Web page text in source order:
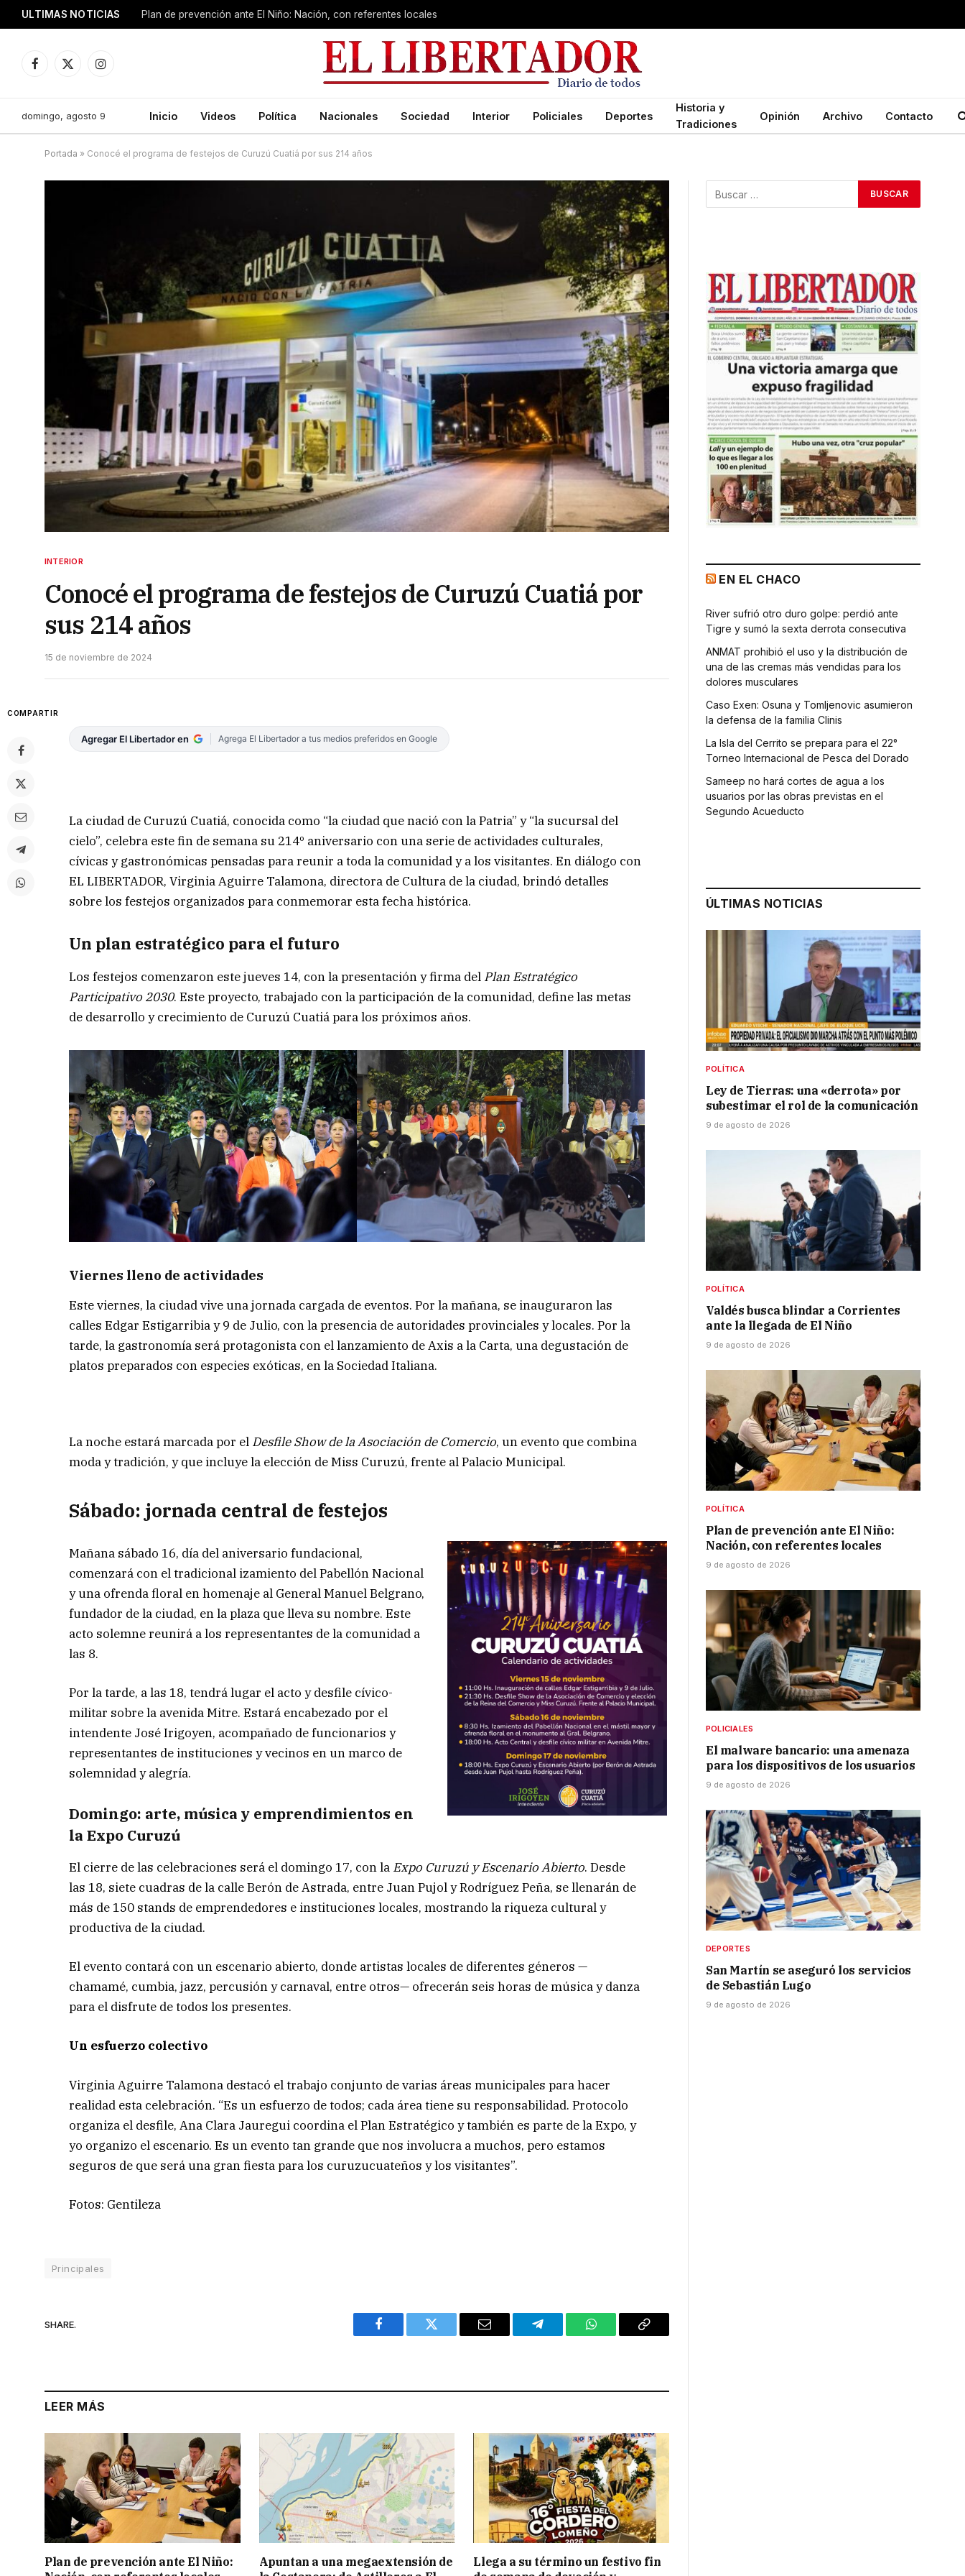
ULTIMAS NOTICIAS Plan de prevención ante El Niño: Nación, con referentes locales
Facebook
X
Instagram
domingo, agosto 9 Inicio Videos Política Nacionales Sociedad Interior Policiales Deportes
Historia y
Tradiciones
Opinión Archivo Contacto
Portada » Conocé el programa de festejos de Curuzú Cuatiá por sus 214 años
INTERIOR
Conocé el programa de festejos de Curuzú Cuatiá por
sus 214 años
15 de noviembre de 2024
COMPARTIR
Agregar El Libertador en Agrega El Libertador a tus medios preferidos en Google
La ciudad de Curuzú Cuatiá, conocida como “la ciudad que nació con la Patria” y “la sucursal del
cielo”, celebra este fin de semana su 214º aniversario con una serie de actividades culturales,
cívicas y gastronómicas pensadas para reunir a toda la comunidad y a los visitantes. En diálogo con
EL LIBERTADOR, Virginia Aguirre Talamona, directora de Cultura de la ciudad, brindó detalles
sobre los festejos organizados para conmemorar esta fecha histórica.
Un plan estratégico para el futuro
Los festejos comenzaron este jueves 14, con la presentación y firma del Plan Estratégico
Participativo 2030. Este proyecto, trabajado con la participación de la comunidad, define las metas
de desarrollo y crecimiento de Curuzú Cuatiá para los próximos años.
Viernes lleno de actividades
Este viernes, la ciudad vive una jornada cargada de eventos. Por la mañana, se inauguraron las
calles Edgar Estigarribia y 9 de Julio, con la presencia de autoridades provinciales y locales. Por la
tarde, la gastronomía será protagonista con el lanzamiento de Axis a la Carta, una degustación de
platos preparados con especies exóticas, en la Sociedad Italiana.
La noche estará marcada por el Desfile Show de la Asociación de Comercio, un evento que combina
moda y tradición, y que incluye la elección de Miss Curuzú, frente al Palacio Municipal.
Sábado: jornada central de festejos
Mañana sábado 16, día del aniversario fundacional,
comenzará con el tradicional izamiento del Pabellón Nacional
y una ofrenda floral en homenaje al General Manuel Belgrano,
fundador de la ciudad, en la plaza que lleva su nombre. Este
acto solemne reunirá a los representantes de la comunidad a
las 8.
Por la tarde, a las 18, tendrá lugar el acto y desfile cívico-
militar sobre la avenida Mitre. Estará encabezado por el
intendente José Irigoyen, acompañado de funcionarios y
representantes de instituciones y vecinos en un marco de
solemnidad y alegría.
Domingo: arte, música y emprendimientos en
la Expo Curuzú
El cierre de las celebraciones será el domingo 17, con la Expo Curuzú y Escenario Abierto. Desde
las 18, siete cuadras de la calle Berón de Astrada, entre Juan Pujol y Rodríguez Peña, se llenarán de
más de 150 stands de emprendedores e instituciones locales, mostrando la riqueza cultural y
productiva de la ciudad.
El evento contará con un escenario abierto, donde artistas locales de diferentes géneros —
chamamé, cumbia, jazz, percusión y carnaval, entre otros— ofrecerán seis horas de música y danza
para el disfrute de todos los presentes.
Un esfuerzo colectivo
Virginia Aguirre Talamona destacó el trabajo conjunto de varias áreas municipales para hacer
realidad esta celebración. “Es un esfuerzo de todos; cada área tiene su responsabilidad. Protocolo
organiza el desfile, Ana Clara Jauregui coordina el Plan Estratégico y también es parte de la Expo, y
yo organizo el escenario. Es un evento tan grande que nos involucra a muchos, pero estamos
seguros de que será una gran fiesta para los curuzucuateños y los visitantes”.
Fotos: Gentileza
Principales
SHARE.
Facebook Twitter Email Telegram WhatsAppCopy
LEER MÁS
Plan de prevención ante El Niño:
Apuntan a una megaextensión de
Llega a su término un festivo fin
EN EL CHACO
River sufrió otro duro golpe: perdió ante
Tigre y sumó la sexta derrota consecutiva
ANMAT prohibió el uso y la distribución de
una de las cremas más vendidas para los
dolores musculares
Caso Exen: Osuna y Tomljenovic asumieron
la defensa de la familia Clinis
La Isla del Cerrito se prepara para el 22°
Torneo Internacional de Pesca del Dorado
Sameep no hará cortes de agua a los
usuarios por las obras previstas en el
Segundo Acueducto
ÚLTIMAS NOTICIAS
POLÍTICA
Ley de Tierras: una «derrota» por
subestimar el rol de la comunicación
9 de agosto de 2026
POLÍTICA
Valdés busca blindar a Corrientes
ante la llegada de El Niño
9 de agosto de 2026
POLÍTICA
Plan de prevención ante El Niño:
Nación, con referentes locales
9 de agosto de 2026
POLICIALES
El malware bancario: una amenaza
para los dispositivos de los usuarios
9 de agosto de 2026
DEPORTES
San Martín se aseguró los servicios
de Sebastián Lugo
9 de agosto de 2026